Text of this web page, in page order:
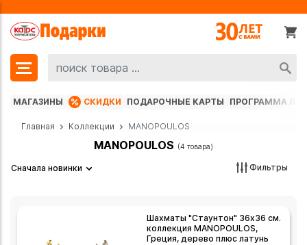
МАГАЗИНЫ СКИДКИ ПОДАРОЧНЫЕ КАРТЫ ПРОГРАММА
Главная Коллекции MANOPOULOS
MANOPOULOS (4 товара)
Сначала новинки Фильтры
Шахматы "Стаунтон" 36х36 см.
коллекция MANOPOULOS,
Греция, дерево плюс латунь